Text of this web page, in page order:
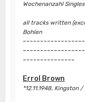
Wochenanzahl
all tracks written
Bohlen
---------------
Errol Brown
*12.11.1948,